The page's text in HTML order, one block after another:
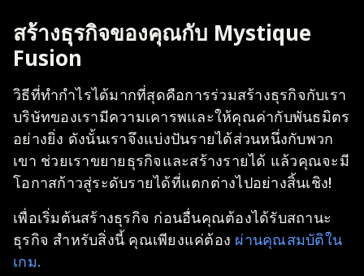
สร้างธุรกิจของคุณกับ Mystique
Fusion
วิธีที่ทำกำไรได้มากที่สุดคือการร่วมสร้างธุรกิจกับเรา
บริษัทของเรามีความเคารพและให้คุณค่ากับพันธมิตร
อย่างยิ่ง ดังนั้นเราจึงแบ่งปันรายได้ส่วนหนึ่งกับพวก
เขา ช่วยเราขยายธุรกิจและสร้างรายได้ แล้วคุณจะมี
โอกาสก้าวสู่ระดับรายได้ที่แตกต่างไปอย่างสิ้นเชิง!
เพื่อเริ่มต้นสร้างธุรกิจ ก่อนอื่นคุณต้องได้รับสถานะ
ธุรกิจ สำหรับสิ่งนี้ คุณเพียงแค่ต้อง ผ่านคุณสมบัติใน
เกม.